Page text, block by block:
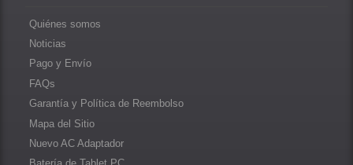
Quiénes somos
Noticias
Pago y Envío
FAQs
Garantía y Política de Reembolso
Mapa del Sitio
Nuevo AC Adaptador